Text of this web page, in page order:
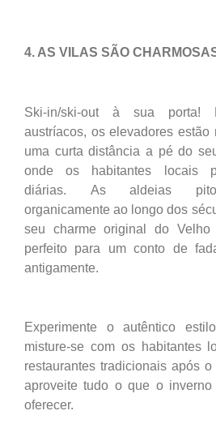
4. AS VILAS SÃO
Ski-in/ski-out à sua porta!
austríacos, os elevadores
uma curta distância a pé do
onde os habitantes locais
diárias. As aldeias
organicamente ao longo dos
seu charme original do
perfeito para um conto de
antigamente.
Experimente o autêntico
misture-se com os habitantes
restaurantes tradicionais após
aproveite tudo o que o
oferecer.